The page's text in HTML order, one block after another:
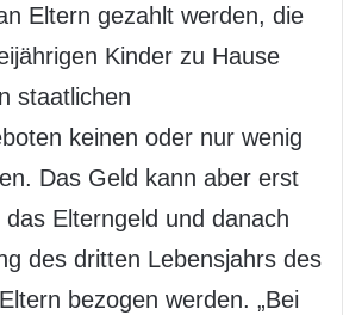
Eltern gezahlt werden, die
Kinder zu Hause
staatlichen
keinen oder nur wenig
Das Geld kann aber erst
Elterngeld und danach
des dritten Lebensjahrs des
bezogen werden. „Bei